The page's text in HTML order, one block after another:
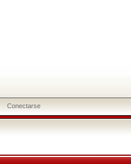
Conectarse